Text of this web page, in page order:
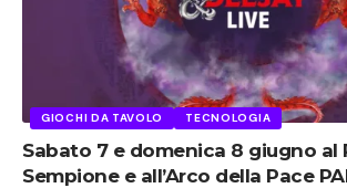
GIOCHI DA TAVOLO TECNOLOGIA
Sabato 7 e domenica 8 giugno al
Sempione e all’Arco della Pace